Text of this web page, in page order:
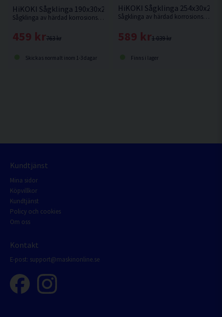
HiKOKI Sågklinga 190x30x2,0mm 40T
Sågklinga av härdad korrosionsbeständigt stål för sågning i hårt och mjukt trä.
763 kr
459 kr
Skickas normalt inom 1-3 dagar
HiKOKI Sågklinga
Sågklinga av härdad korrosionsbeständigt stål för kapning i hårt och mjukt trä.
1 039 kr
589 kr
Finns i lager
Kundtjänst
Mina sidor
Köpvillkor
Kundtjänst
Policy och cookies
Om oss
Kontakt
E-post: support@maskinonline.se